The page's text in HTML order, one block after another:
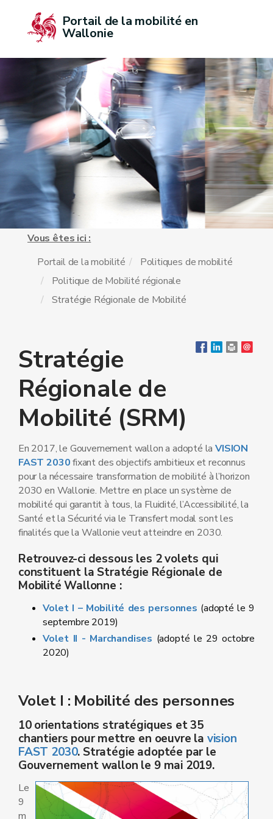
Portail de la mobilité en
Wallonie
Vous êtes ici :
Portail de la mobilité
Politiques de mobilité
Politique de Mobilité régionale
Stratégie Régionale de Mobilité
Stratégie
Régionale de
Mobilité (SRM)
En 2017, le Gouvernement wallon a adopté laVISION
FAST 2030fixant des objectifs ambitieux et reconnus
pour la nécessaire transformation de mobilité à l’horizon
2030 en Wallonie. Mettre en place un système de
mobilité qui garantit à tous, la Fluidité, l’Accessibilité, la
Santé et la Sécurité via le Transfert modal sont les
finalités que la Wallonie veut atteindre en 2030.
Retrouvez-ci dessous les 2 volets qui
constituent la Stratégie Régionale de
Mobilité Wallonne :
Volet I – Mobilité des personnes (adopté le 9
septembre 2019)
Volet II - Marchandises (adopté le 29 octobre
2020)
Volet I : Mobilité des personnes
10 orientations stratégiques et 35
chantiers pour mettre en oeuvre la vision
FAST 2030. Stratégie adoptée par le
Gouvernement wallon le 9 mai 2019.
Le
9
m